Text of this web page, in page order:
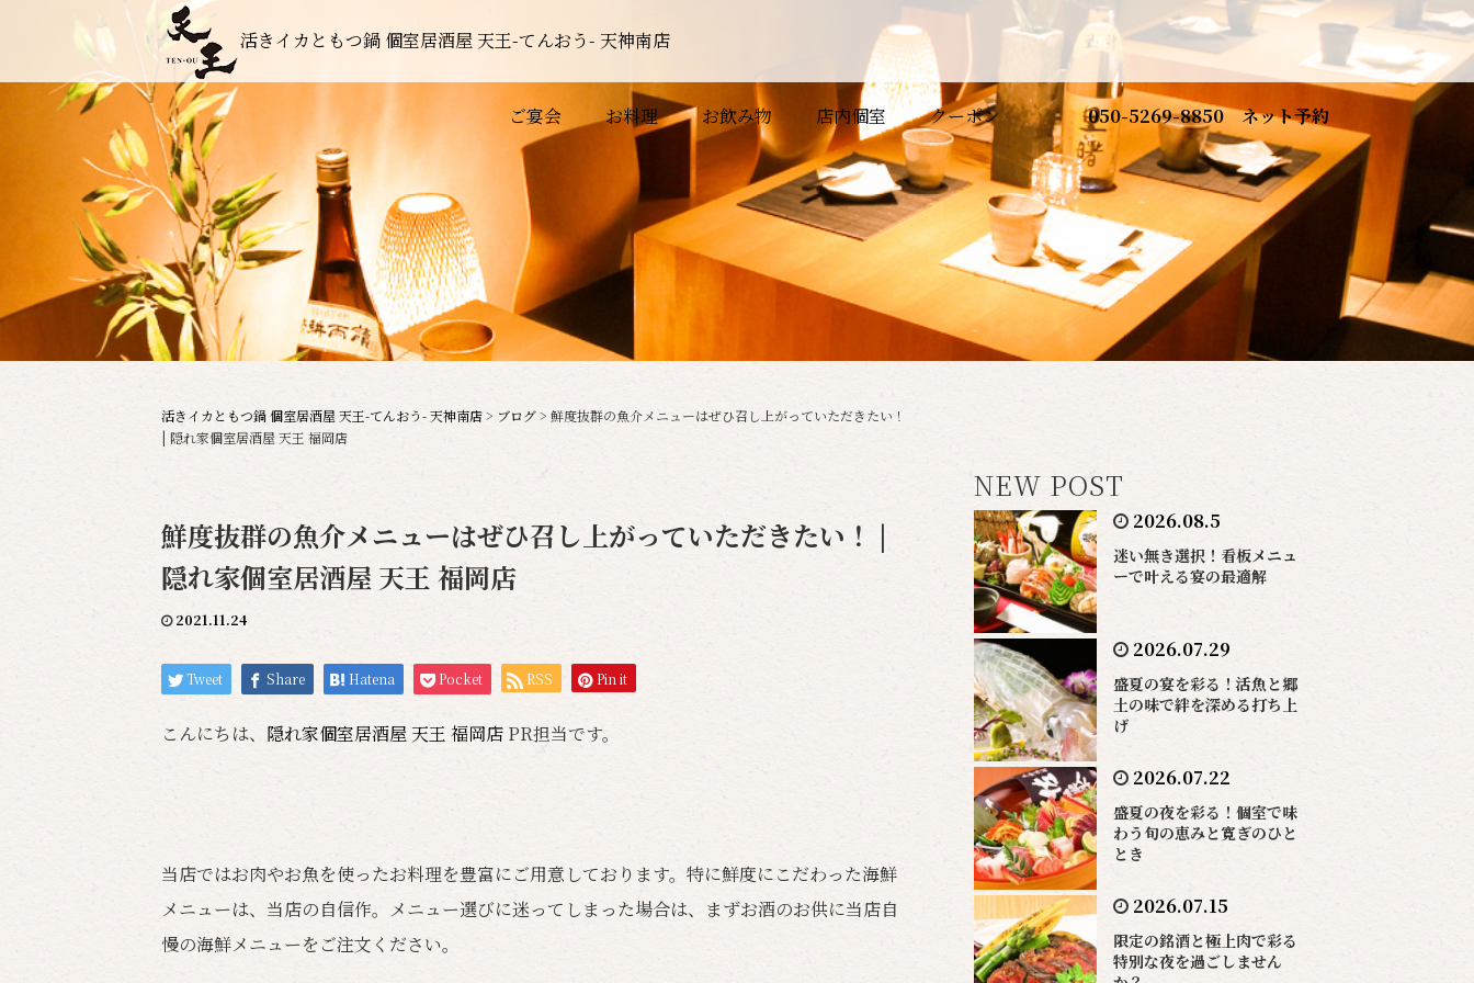
活きイカともつ鍋 個室居酒屋 天王-てんおう- 天神南店
ご宴会 お料理 お飲み物 店内個室 クーポン 050-5269-8850 ネット予約
活きイカともつ鍋 個室居酒屋 天王-てんおう- 天神南店> ブログ> 鮮度抜群の魚介メニューはぜひ召し上がっていただきたい！
| 隠れ家個室居酒屋 天王 福岡店
鮮度抜群の魚介メニューはぜひ召し上がっていただきたい！ |
隠れ家個室居酒屋 天王 福岡店
2021.11.24
Tweet Share Hatena Pocket RSS Pin it
こんにちは、 隠れ家個室居酒屋 天王 福岡店 PR担当です。
当店ではお肉やお魚を使ったお料理を豊富にご用意しております。特に鮮度にこだわった海鮮
メニューは、当店の自信作。メニュー選びに迷ってしまった場合は、まずお酒のお供に当店自
慢の海鮮メニューをご注文ください。
NEW POST
2026.08.5
迷い無き選択！看板メニュ
ーで叶える宴の最適解
2026.07.29
盛夏の宴を彩る！活魚と郷
土の味で絆を深める打ち上
げ
2026.07.22
盛夏の夜を彩る！個室で味
わう旬の恵みと寛ぎのひと
とき
2026.07.15
限定の銘酒と極上肉で彩る
特別な夜を過ごしません